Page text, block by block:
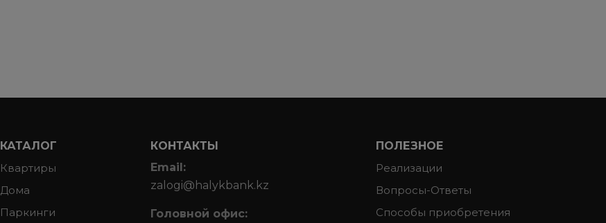
КАТАЛОГ
Квартиры
Дома
Паркинги
КОНТАКТЫ
Email:
zalogi@halykbank.kz
Головной офис:
ПОЛЕЗНОЕ
Реализации
Вопросы-Ответы
Способы приобретения